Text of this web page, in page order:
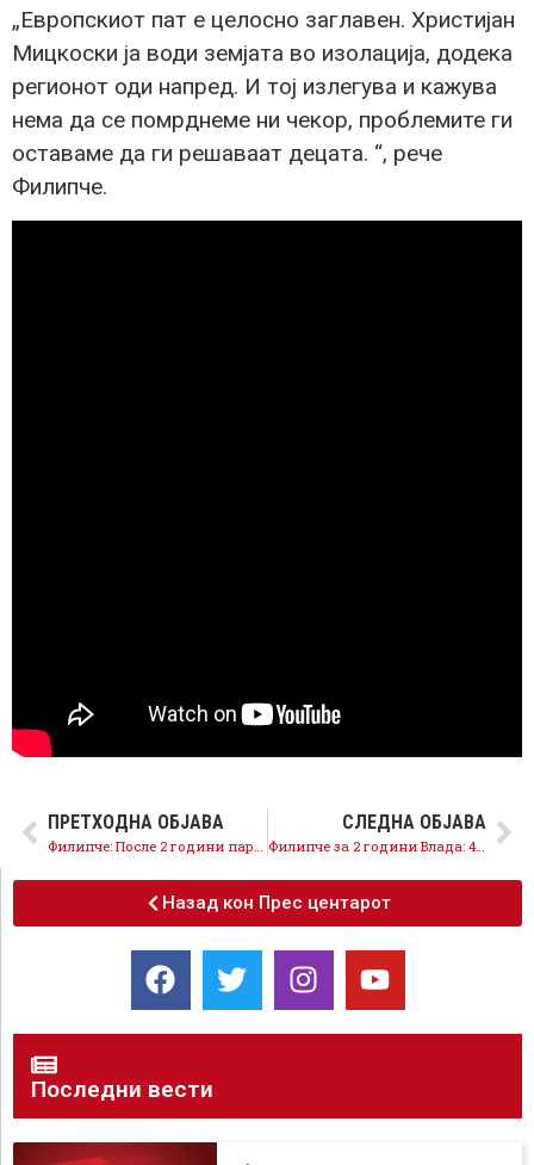
„Европскиот пат е целосно заглавен. Христијан
Мицкоски ја води земјата во изолација, додека
регионот оди напред. И тој излегува и кажува
нема да се помрднеме ни чекор, проблемите ги
оставаме да ги решаваат децата. “, рече
Филипче.
ПРЕТХОДНА ОБЈАВА СЛЕДНА ОБЈАВА
Филипче за 2 години Влада: 46% помал откуп кај малите земјоделци – вистинската слика за лажните ветувања
Назад кон Прес центарот
Последни вести